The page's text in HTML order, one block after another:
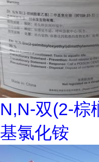
N,N-双(2-棕
基氯化铵